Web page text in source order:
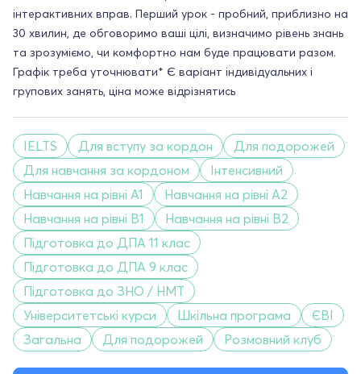
інтерактивних вправ. Перший урок - пробний, приблизно на
30 хвилин, де обговоримо ваші цілі, визначимо рівень знань
та зрозуміємо, чи комфортно нам буде працювати разом.
Графік треба уточнювати* Є варіант індивідуальних і
групових занять, ціна може відрізнятись
IELTS Для вступу за кордон
Для подорожей
Для навчання за кордоном
Інтенсивний
Навчання на рівні A1
Навчання на рівні A2
Навчання на рівні B1
Навчання на рівні B2
Підготовка до ДПА 11 клас
Підготовка до ДПА 9 клас
Підготовка до ЗНО / НМТ
Університетські курси
Шкільна програма
ЄВІ
Загальна
Для подорожей Розмовний клуб